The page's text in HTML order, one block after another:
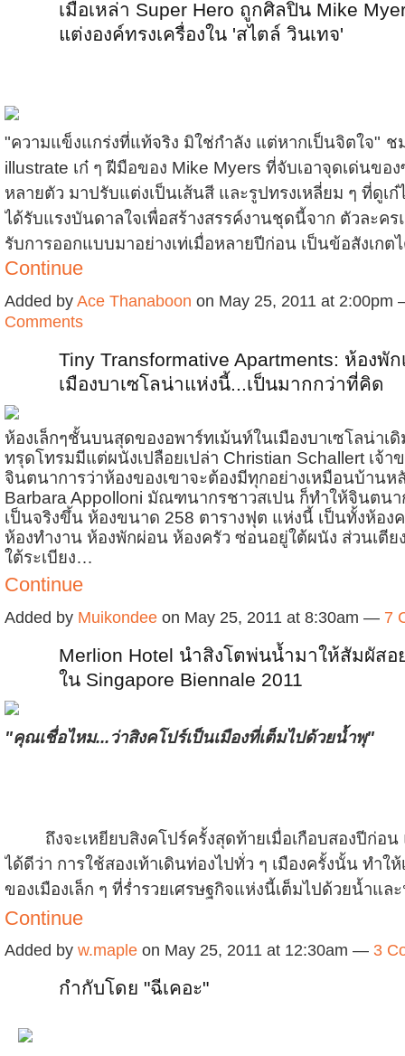
เมื่อเหล่า Super Hero ถูกศิลปิน Mike
แต่งองค์ทรงเครื่องใน 'สไตล์ วินเทจ'
"ความแข็งแกร่งที่แท้จริง มิใช่กำลัง แต่หากเป็นจิตใจ" ช
illustrate เก๋ ๆ ฝีมือของ Mike Myers ที่จับเอาจุดเด่นขอ
หลายตัว มาปรับแต่งเป็นเส้นสี และรูปทรงเหลี่ยม ๆ ที่ดูเก๋
ได้รับแรงบันดาลใจเพื่อสร้างสรรค์งานชุดนี้จาก ตัวละค
รับการออกแบบมาอย่างเท่เมื่อหลายปีก่อน เป็นข้อสังเกต
Continue
Added by Ace Thanaboon on May 25, 2011 at
Comments
Tiny Transformative Apartments: ห้องพัก
เมืองบาเซโลน่าแห่งนี้...เป็นมากกว่าที่คิด
ห้องเล็กๆชั้นบนสุดของอพาร์ทเม้นท์ในเมืองบาเซโลน่าเ
ทรุดโทรมมีแต่ผนังเปลือยเปล่า Christian Schallert เจ้า
จินตนาการว่าห้องของเขาจะต้องมีทุกอย่างเหมือนบ้านห
Barbara Appolloni มัณฑนากรชาวสเปน ก็ทำให้จินตนา
เป็นจริงขึ้น ห้องขนาด 258 ตารางฟุต แห่งนี้ เป็นทั้งห้อง
ห้องทำงาน ห้องพักผ่อน ห้องครัว ซ่อนอยู่ใต้ผนัง ส่วนเตี
ใต้ระเบียง…
Continue
Added by Muikondee on May 25, 2011 at 8:30am — 7
Merlion Hotel นำสิงโตพ่นน้ำมาให้สัมผัสอ
ใน Singapore Biennale 2011
"คุณเชื่อไหม...ว่าสิงคโปร์เป็นเมืองที่เต็มไปด้วยน้ำพุ"
ถึงจะเหยียบสิงคโปร์ครั้งสุดท้ายเมื่อเกือบสองปีก่อน
ได้ดีว่า การใช้สองเท้าเดินท่องไปทั่ว ๆ เมืองครั้งนั้น ทำใ
ของเมืองเล็ก ๆ ที่ร่ำรวยเศรษฐกิจแห่งนี้เต็มไปด้วยน้ำแ
Continue
Added by w.maple on May 25, 2011 at 12:30am — 3
กำกับโดย "ฉีเคอะ"